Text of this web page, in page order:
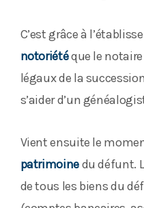
C’est grâce à
notoriétéque le
légaux de la
s’aider d’un
Vient ensuite le
patrimoinedu défunt.
de tous les biens du